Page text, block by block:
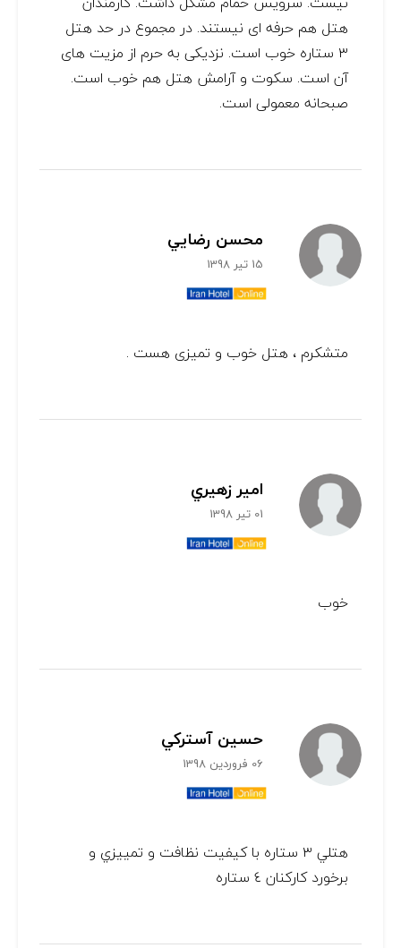
هتل هم حرفه ای نیستند. در مجموع در حد هتل
۳ ستاره خوب است. نزدیکی به حرم از مزیت های
آن است. سکوت و آرامش هتل هم خوب است.
صبحانه معمولی است.
محسن رضايي
15 تیر 1398
متشكرم ، هتل خوب و تميزی هست .
امير زهيري
01 تیر 1398
خوب
حسين آستركي
06 فروردین 1398
هتلي ٣ ستاره با كيفيت نظافت و تمييزي و
برخورد كاركنان ٤ ستاره